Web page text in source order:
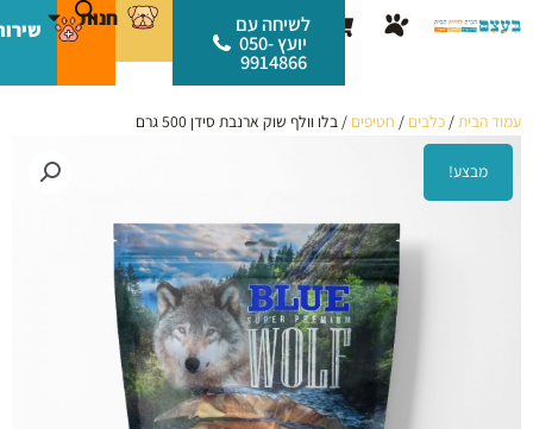
לתוכן
עגלת
קניות
לשיחה עם
יועץ 050-
9914866
חנות
עמוד הבית/ כלבים / חטיפים / בלו וולף שוק ארנבת סידן 500 גרם
מבצע!